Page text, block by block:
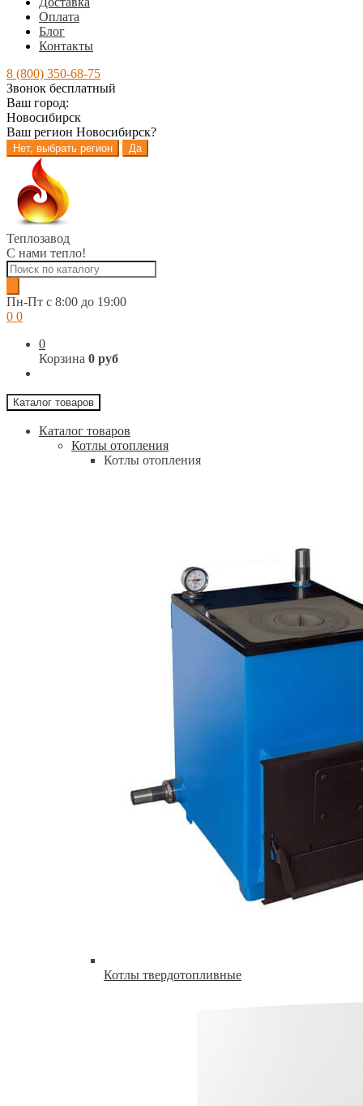
Оплата
Блог
Контакты
8 (800) 350-68-75
Звонок бесплатный
Ваш город:
Новосибирск
Ваш регион Новосибирск?
Нет, выбрать регион Да
Перейти
навигации
Перейти
содержимому
Теплозавод
С нами тепло!
Поиск
товаров
Пн-Пт c 8:00 до 19:00
0 0
0
Корзина 0 руб
Каталог товаров
Каталог товаров
Котлы отопления
Котлы отопления
Котлы твердотопливные